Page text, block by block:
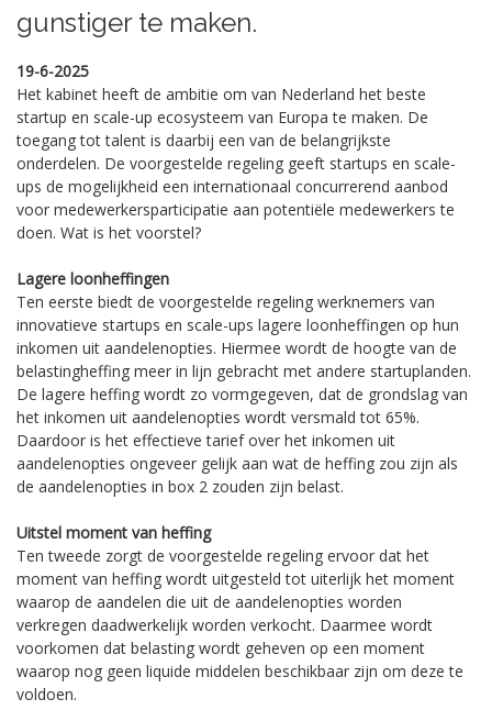
gunstiger te maken.
19-6-2025
Het kabinet heeft de ambitie om van Nederland het beste
startup en scale-up ecosysteem van Europa te maken. De
toegang tot talent is daarbij een van de belangrijkste
onderdelen. De voorgestelde regeling geeft startups en scale-
ups de mogelijkheid een internationaal concurrerend aanbod
voor medewerkersparticipatie aan potentiële medewerkers te
doen. Wat is het voorstel?
Lagere loonheffingen
Ten eerste biedt de voorgestelde regeling werknemers van
innovatieve startups en scale-ups lagere loonheffingen op hun
inkomen uit aandelenopties. Hiermee wordt de hoogte van de
belastingheffing meer in lijn gebracht met andere startuplanden.
De lagere heffing wordt zo vormgegeven, dat de grondslag van
het inkomen uit aandelenopties wordt versmald tot 65%.
Daardoor is het effectieve tarief over het inkomen uit
aandelenopties ongeveer gelijk aan wat de heffing zou zijn als
de aandelenopties in box 2 zouden zijn belast.
Uitstel moment van heffing
Ten tweede zorgt de voorgestelde regeling ervoor dat het
moment van heffing wordt uitgesteld tot uiterlijk het moment
waarop de aandelen die uit de aandelenopties worden
verkregen daadwerkelijk worden verkocht. Daarmee wordt
voorkomen dat belasting wordt geheven op een moment
waarop nog geen liquide middelen beschikbaar zijn om deze te
voldoen.